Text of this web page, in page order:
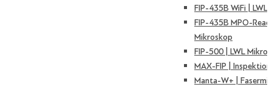
FIP-435B WiFi | LWL
FIP-435B MPO-
Mikroskop
FIP-500 | LWL
MAX-FIP |
Manta-W+ |